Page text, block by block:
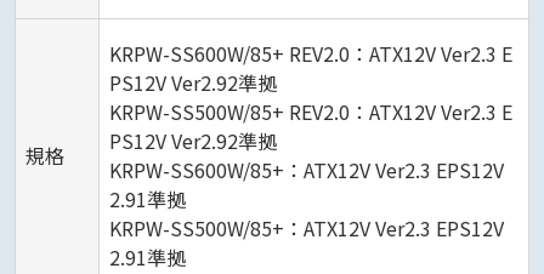
規格
KRPW-SS600W/85+ REV2.0：ATX12V Ver2.3 E
PS12V Ver2.92準拠
KRPW-SS500W/85+ REV2.0：ATX12V Ver2.3 E
PS12V Ver2.92準拠
KRPW-SS600W/85+：ATX12V Ver2.3 EPS12V
2.91準拠
KRPW-SS500W/85+：ATX12V Ver2.3 EPS12V
2.91準拠